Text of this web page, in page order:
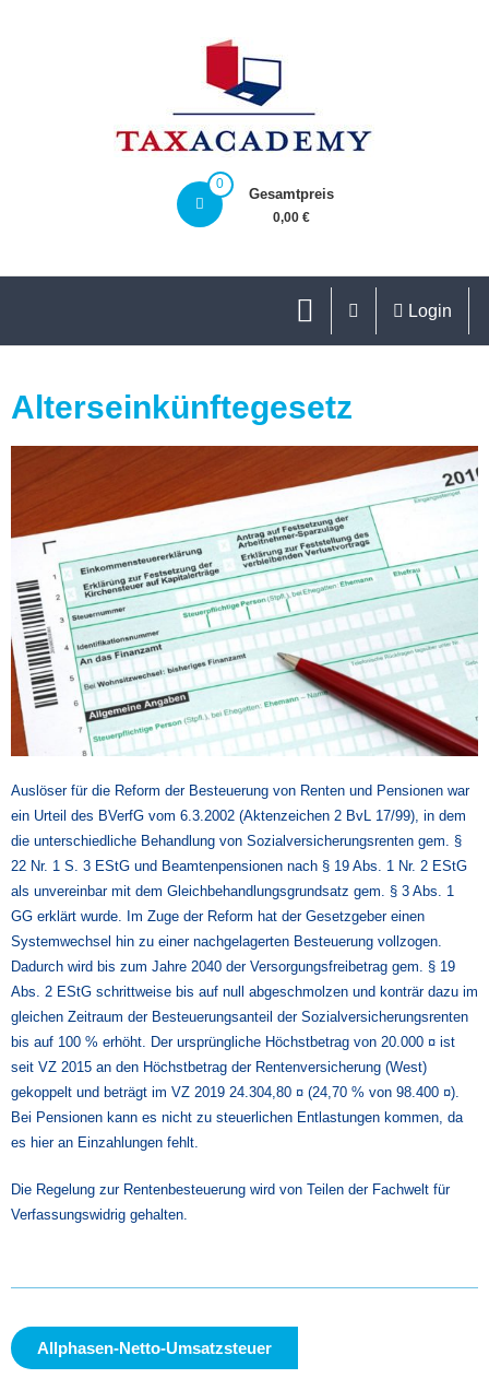
0
Gesamtpreis
0,00 €
Login
Alterseinkünftegesetz
Auslöser für die Reform der Besteuerung von Renten und Pensionen war
ein Urteil des BVerfG vom 6.3.2002 (Aktenzeichen 2 BvL 17/99), in dem
die unterschiedliche Behandlung von Sozialversicherungsrenten gem. §
22 Nr. 1 S. 3 EStG und Beamtenpensionen nach § 19 Abs. 1 Nr. 2 EStG
als unvereinbar mit dem Gleichbehandlungsgrundsatz gem. § 3 Abs. 1
GG erklärt wurde. Im Zuge der Reform hat der Gesetzgeber einen
Systemwechsel hin zu einer nachgelagerten Besteuerung vollzogen.
Dadurch wird bis zum Jahre 2040 der Versorgungsfreibetrag gem. § 19
Abs. 2 EStG schrittweise bis auf null abgeschmolzen und konträr dazu im
gleichen Zeitraum der Besteuerungsanteil der Sozialversicherungsrenten
bis auf 100 % erhöht. Der ursprüngliche Höchstbetrag von 20.000 ¤ ist
seit VZ 2015 an den Höchstbetrag der Rentenversicherung (West)
gekoppelt und beträgt im VZ 2019 24.304,80 ¤ (24,70 % von 98.400 ¤).
Bei Pensionen kann es nicht zu steuerlichen Entlastungen kommen, da
es hier an Einzahlungen fehlt.
Die Regelung zur Rentenbesteuerung wird von Teilen der Fachwelt für
Verfassungswidrig gehalten.
Allphasen-Netto-Umsatzsteuer